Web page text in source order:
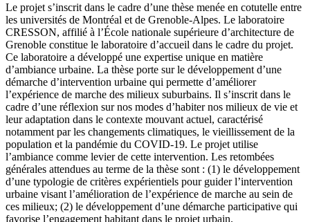
Le projet s’inscrit dans le cadre d’une thèse menée en cotutelle entre
les universités de Montréal et de Grenoble-Alpes. Le laboratoire
CRESSON, affilié à l’École nationale supérieure d’architecture de
Grenoble constitue le laboratoire d’accueil dans le cadre du projet.
Ce laboratoire a développé une expertise unique en matière
d’ambiance urbaine. La thèse porte sur le développement d’une
démarche d’intervention urbaine qui permette d’améliorer
l’expérience de marche des milieux suburbains. Il s’inscrit dans le
cadre d’une réflexion sur nos modes d’habiter nos milieux de vie et
leur adaptation dans le contexte mouvant actuel, caractérisé
notamment par les changements climatiques, le vieillissement de la
population et la pandémie du COVID-19. Le projet utilise
l’ambiance comme levier de cette intervention. Les retombées
générales attendues au terme de la thèse sont : (1) le développement
d’une typologie de critères expérientiels pour guider l’intervention
urbaine visant l’amélioration de l’expérience de marche au sein de
ces milieux; (2) le développement d’une démarche participative qui
favorise l’engagement habitant dans le projet urbain.